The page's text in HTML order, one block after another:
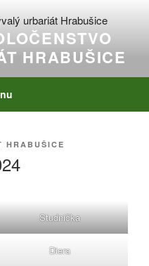
HRABUŠICE
HRABUŠICE
Studnička
Diera